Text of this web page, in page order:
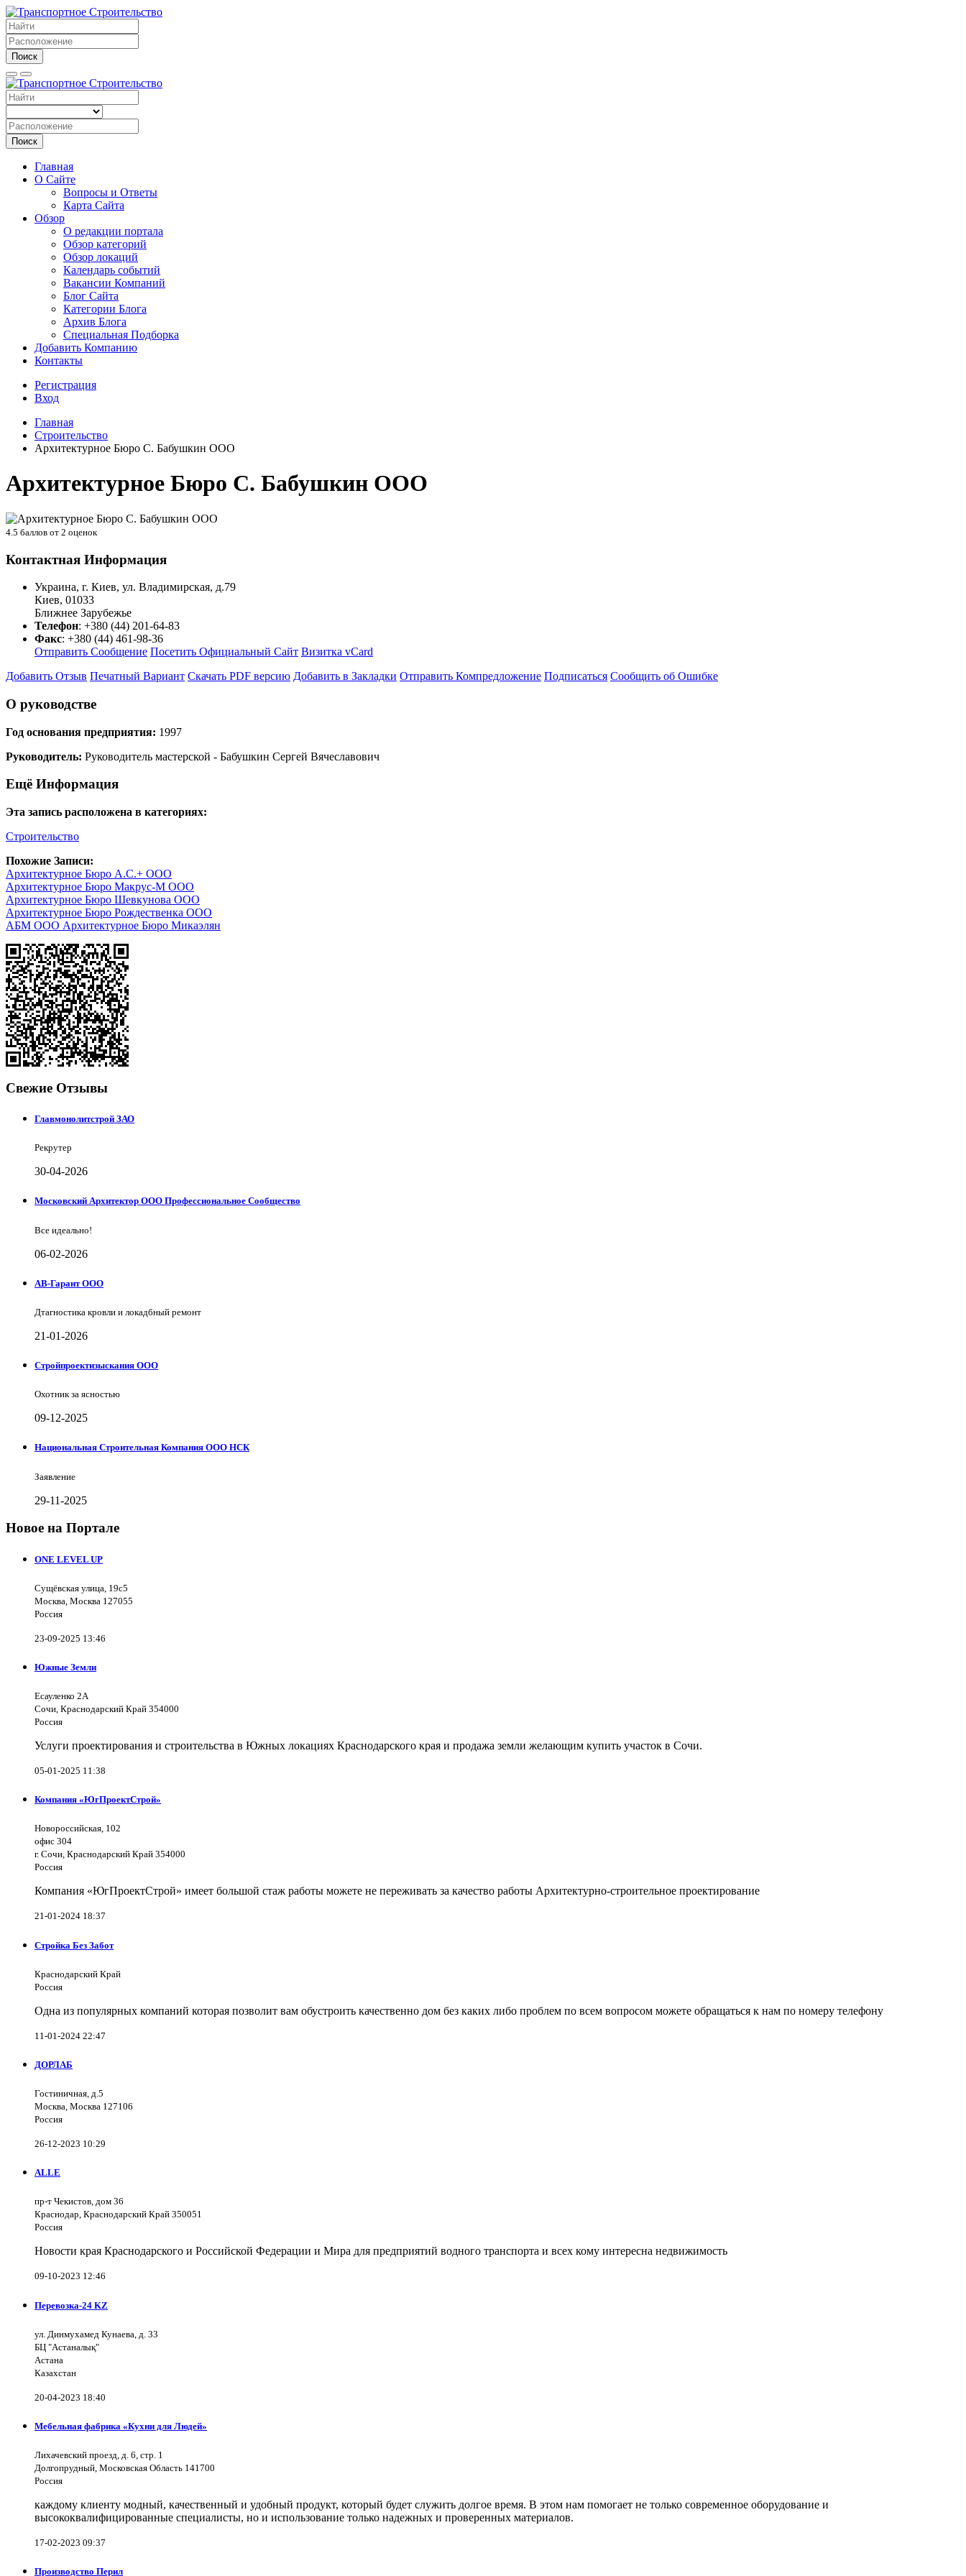
Поиск
Поиск
Главная
О Сайте
Вопросы и Ответы
Карта Сайта
Обзор
О редакции портала
Обзор категорий
Обзор локаций
Календарь событий
Вакансии Компаний
Блог Сайта
Категории Блога
Архив Блога
Специальная Подборка
Добавить Компанию
Контакты
Регистрация
Вход
Главная
Строительство
Архитектурное Бюро С. Бабушкин ООО
Архитектурное Бюро С. Бабушкин ООО
4.5 баллов от 2 оценок
Контактная Информация
Украина, г. Киев, ул. Владимирская, д.79
Киев, 01033
Ближнее Зарубежье
Телефон: +380 (44) 201-64-83
Факс: +380 (44) 461-98-36
Отправить Сообщение Посетить Официальный Сайт Визитка vCard
Добавить Отзыв Печатный Вариант Скачать PDF версию Добавить в Закладки Отправить Компредложение Подписаться Сообщить об Ошибке
О руководстве
Год основания предприятия: 1997
Руководитель: Руководитель мастерской - Бабушкин Сергей Вячеславович
Ещё Информация
Эта запись расположена в категориях:
Строительство
Похожие Записи:
Архитектурное Бюро А.С.+ ООО
Архитектурное Бюро Макрус-М ООО
Архитектурное Бюро Шевкунова ООО
Архитектурное Бюро Рождественка ООО
АБМ ООО Архитектурное Бюро Микаэлян
Свежие Отзывы
Главмонолитстрой ЗАО
Рекрутер
30-04-2026
Московский Архитектор ООО Профессиональное Сообщество
Все идеально!
06-02-2026
АВ-Гарант ООО
Дтагностика кровли и локадбный ремонт
21-01-2026
Стройпроектизыскания ООО
Охотник за ясностью
09-12-2025
Национальная Строительная Компания ООО НСК
Заявление
29-11-2025
Новое на Портале
ONE LEVEL UP
Сущёвская улица, 19с5
Москва, Москва 127055
Россия
23-09-2025 13:46
Южные Земли
Есауленко 2А
Сочи, Краснодарский Край 354000
Россия
Услуги проектирования и строительства в Южных локациях Краснодарского края и продажа земли желающим купить участок в Сочи.
05-01-2025 11:38
Компания «ЮгПроектСтрой»
Новороссийская, 102
офис 304
г. Сочи, Краснодарский Край 354000
Россия
Компания «ЮгПроектСтрой» имеет большой стаж работы можете не переживать за качество работы Архитектурно-строительное проектирование
21-01-2024 18:37
Стройка Без Забот
Краснодарский Край
Россия
Одна из популярных компаний которая позволит вам обустроить качественно дом без каких либо проблем по всем вопросом можете обращаться к нам по номеру телефону
11-01-2024 22:47
ДОРЛАБ
Гостиничная, д.5
Москва, Москва 127106
Россия
26-12-2023 10:29
ALLE
пр-т Чекистов, дом 36
Краснодар, Краснодарский Край 350051
Россия
Новости края Краснодарского и Российской Федерации и Мира для предприятий водного транспорта и всех кому интересна недвижимость
09-10-2023 12:46
Перевозка-24 KZ
ул. Динмухамед Кунаева, д. 33
БЦ "Астаналық"
Астана
Казахстан
20-04-2023 18:40
Мебельная фабрика «Кухни для Людей»
Лихачевский проезд, д. 6, стр. 1
Долгопрудный, Московская Область 141700
Россия
каждому клиенту модный, качественный и удобный продукт, который будет служить долгое время. В этом нам помогает не только современное оборудование и
высококвалифицированные специалисты, но и использование только надежных и проверенных материалов.
17-02-2023 09:37
Производство Перил